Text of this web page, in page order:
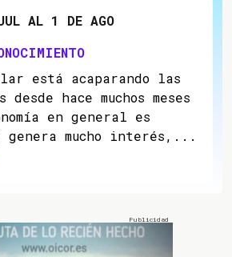
AL 1 DE AGO
está acaparando las
desde hace muchos meses
en general es
genera mucho interés,...